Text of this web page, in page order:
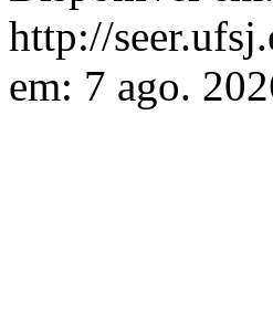
http://
em: 7 ago.